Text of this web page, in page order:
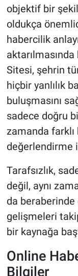
objektif bir
oldukça
habercilik
Sitesi, şehrin
hiçbir yanlılık
buluşmasını
sadece doğru
zamanda farklı
değerlendirme
Tarafsızlık,
değil, aynı
da beraberinde
gelişmeleri
bir kaynağa
Online
Bilgiler